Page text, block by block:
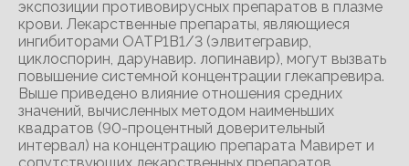
экспозиции противовирусных препаратов в плазме
крови. Лекарственные препараты, являющиеся
ингибиторами ОАТР1В1/3 (элвитегравир,
циклоспорин, дарунавир. лопинавир), могут вызвать
повышение системной концентрации глекапревира.
Выше приведено влияние отношения средних
значений, вычисленных методом наименьших
квадратов (90-процентный доверительный
интервал) на концентрацию препарата Мавирет и